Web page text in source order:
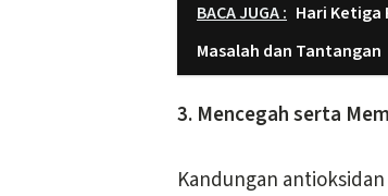
BACA JUGA : Hari Ketiga
Masalah dan Tantangan
3. Mencegah serta
Kandungan